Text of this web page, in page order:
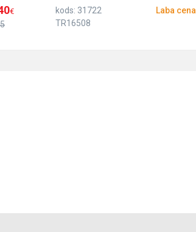
€
kods: 31722
TR16508
Laba cena